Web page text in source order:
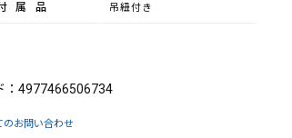
属品 吊紐付き
：4977466506734
のお問い合わせ